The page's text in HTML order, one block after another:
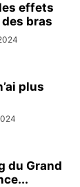
effets
bras
plus
du Grand